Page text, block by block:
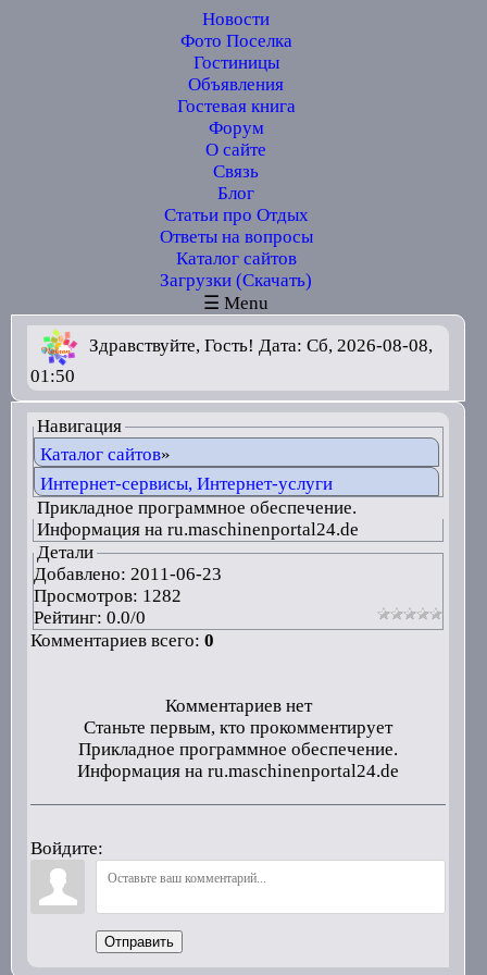
Новости
Фото Поселка
Гостиницы
Объявления
Гостевая книга
Форум
О сайте
Связь
Блог
Статьи про Отдых
Ответы на вопросы
Каталог сайтов
Загрузки (Скачать)
☰ Menu
Здравствуйте, Гость! Дата: Сб, 2026-08-08,
01:50
Навигация
Каталог сайтов»
Интернет-сервисы, Интернет-услуги
Прикладное программное обеспечение.
Информация на ru.maschinenportal24.de
Детали
Добавлено: 2011-06-23
Просмотров: 1282
Рейтинг: 0.0/0
Комментариев всего: 0
Комментариев нет
Станьте первым, кто прокомментирует
Прикладное программное обеспечение.
Информация на ru.maschinenportal24.de
Войдите:
Отправить